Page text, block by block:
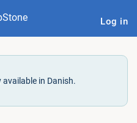
Log in
in Danish.